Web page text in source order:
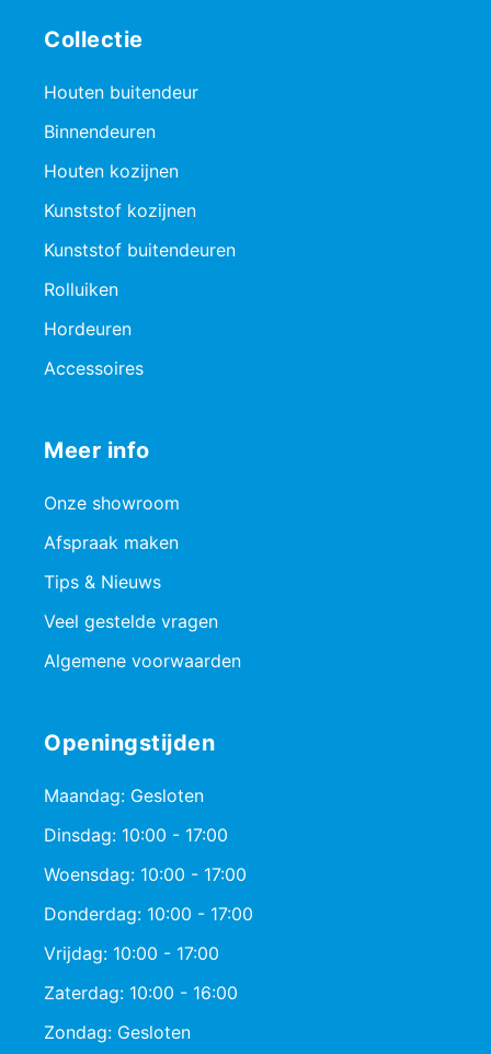
Collectie
Houten buitendeur
Binnendeuren
Houten kozijnen
Kunststof kozijnen
Kunststof buitendeuren
Rolluiken
Hordeuren
Accessoires
Meer info
Onze showroom
Afspraak maken
Tips & Nieuws
Veel gestelde vragen
Algemene voorwaarden
Openingstijden
Maandag: Gesloten
Dinsdag: 10:00 - 17:00
Woensdag: 10:00 - 17:00
Donderdag: 10:00 - 17:00
Vrijdag: 10:00 - 17:00
Zaterdag: 10:00 - 16:00
Zondag: Gesloten